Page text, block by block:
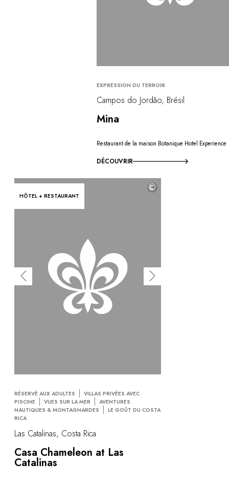
EXPRESSION DU TERROIR
Campos do Jordão, Brésil
Mina
Restaurant de la maison Botanique Hotel Experience
DÉCOUVRIR
HÔTEL + RESTAURANT
©
RÉSERVÉ AUX ADULTES
VILLAS PRIVÉES AVEC
PISCINE
VUES SUR LA MER
AVENTURES
NAUTIQUES & MONTAGNARDES
LE GOÛT DU COSTA
RICA
Las Catalinas, Costa Rica
Casa Chameleon at Las
Catalinas